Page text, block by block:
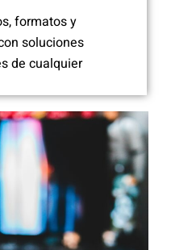
formatos y
soluciones
de cualquier